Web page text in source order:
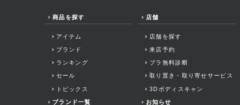
商品を探す
アイテム
ブランド
ランキング
セール
トピックス
ブランド一覧
店舗
店舗を探す
来店予約
ブラ無料診断
取り置き・取り寄せサービス
3Dボディスキャン
お知らせ